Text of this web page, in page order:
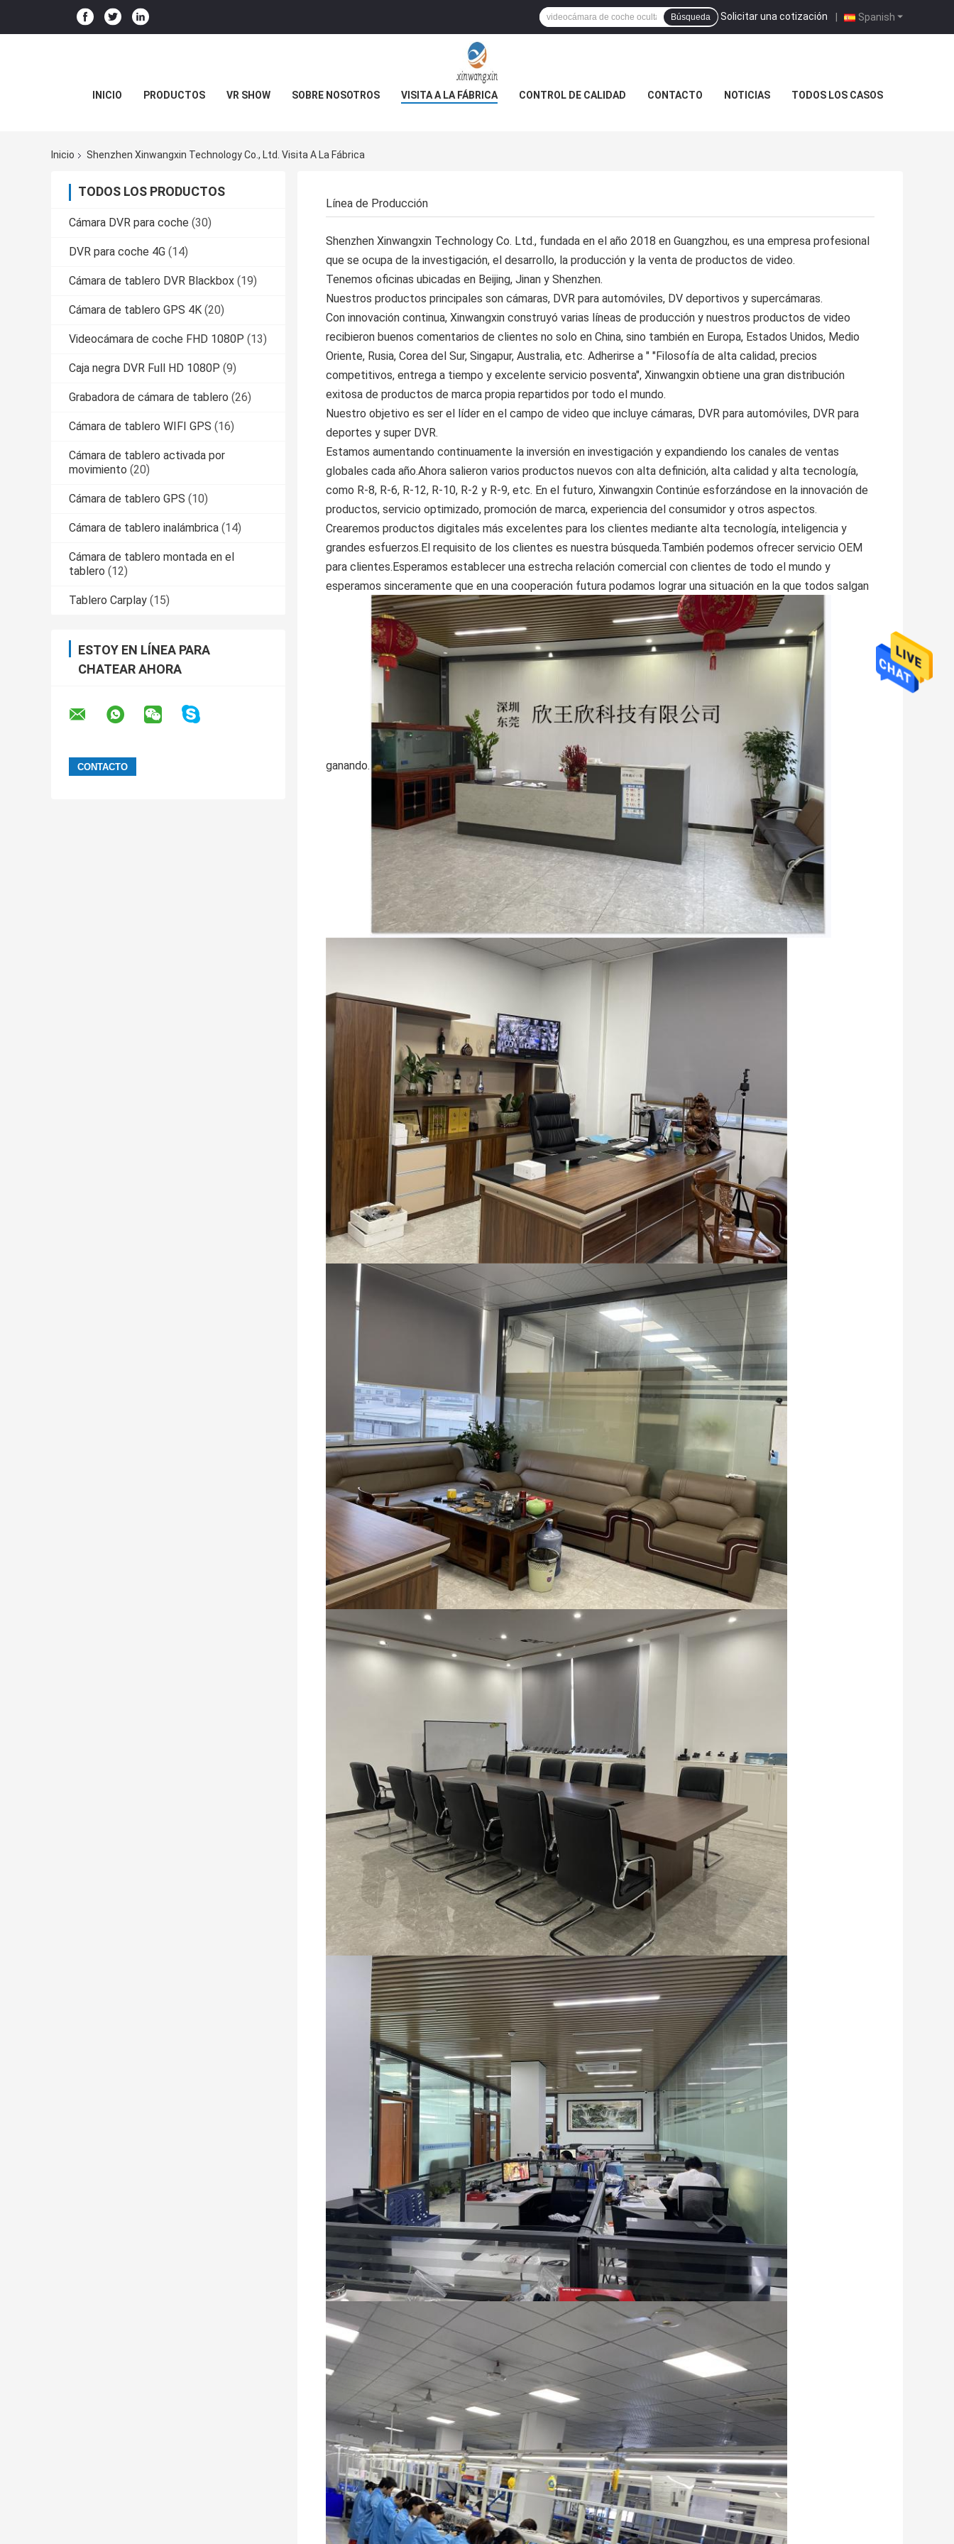
Deja un mensaje
¡Te llamaremos pronto!
Spanish
Solicitar una cotización |
Búsqueda
INICIO PRODUCTOS VR SHOW SOBRE NOSOTROS VISITA A LA FÁBRICA CONTROL DE CALIDAD CONTACTO NOTICIAS TODOS LOS CASOS
Inicio Shenzhen Xinwangxin Technology Co., Ltd. Visita A La Fábrica
TODOS LOS PRODUCTOS
Cámara DVR para coche (30)
DVR para coche 4G (14)
Cámara de tablero DVR Blackbox (19)
Cámara de tablero GPS 4K (20)
Videocámara de coche FHD 1080P (13)
Caja negra DVR Full HD 1080P (9)
Grabadora de cámara de tablero (26)
Cámara de tablero WIFI GPS (16)
Cámara de tablero activada por
movimiento (20)
Cámara de tablero GPS (10)
Cámara de tablero inalámbrica (14)
Cámara de tablero montada en el
tablero (12)
Tablero Carplay (15)
ESTOY EN LÍNEA PARA
CHATEAR AHORA
Línea de Producción
Shenzhen Xinwangxin Technology Co. Ltd., fundada en el año 2018 en Guangzhou, es una empresa profesional
que se ocupa de la investigación, el desarrollo, la producción y la venta de productos de video.
Tenemos oficinas ubicadas en Beijing, Jinan y Shenzhen.
Nuestros productos principales son cámaras, DVR para automóviles, DV deportivos y supercámaras.
Con innovación continua, Xinwangxin construyó varias líneas de producción y nuestros productos de video
recibieron buenos comentarios de clientes no solo en China, sino también en Europa, Estados Unidos, Medio
Oriente, Rusia, Corea del Sur, Singapur, Australia, etc. Adherirse a " "Filosofía de alta calidad, precios
competitivos, entrega a tiempo y excelente servicio posventa", Xinwangxin obtiene una gran distribución
exitosa de productos de marca propia repartidos por todo el mundo.
Nuestro objetivo es ser el líder en el campo de video que incluye cámaras, DVR para automóviles, DVR para
deportes y super DVR.
Estamos aumentando continuamente la inversión en investigación y expandiendo los canales de ventas
globales cada año.Ahora salieron varios productos nuevos con alta definición, alta calidad y alta tecnología,
como R-8, R-6, R-12, R-10, R-2 y R-9, etc. En el futuro, Xinwangxin Continúe esforzándose en la innovación de
productos, servicio optimizado, promoción de marca, experiencia del consumidor y otros aspectos.
Crearemos productos digitales más excelentes para los clientes mediante alta tecnología, inteligencia y
grandes esfuerzos.El requisito de los clientes es nuestra búsqueda.También podemos ofrecer servicio OEM
para clientes.Esperamos establecer una estrecha relación comercial con clientes de todo el mundo y
esperamos sinceramente que en una cooperación futura podamos lograr una situación en la que todos salgan
ganando.